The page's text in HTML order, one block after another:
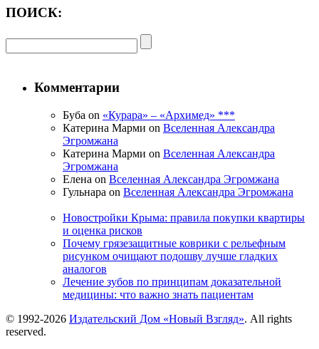
ПОИСК:
Комментарии
Буба on «Курара» – «Архимед» ***
Катерина Марми on Вселенная Александра
Эгромжана
Катерина Марми on Вселенная Александра
Эгромжана
Елена on Вселенная Александра Эгромжана
Гульнара on Вселенная Александра Эгромжана
Новостройки Крыма: правила покупки квартиры
и оценка рисков
Почему грязезащитные коврики с рельефным
рисунком очищают подошву лучше гладких
аналогов
Лечение зубов по принципам доказательной
медицины: что важно знать пациентам
© 1992-2026 Издательский Дом «Новый Взгляд». All rights
reserved.